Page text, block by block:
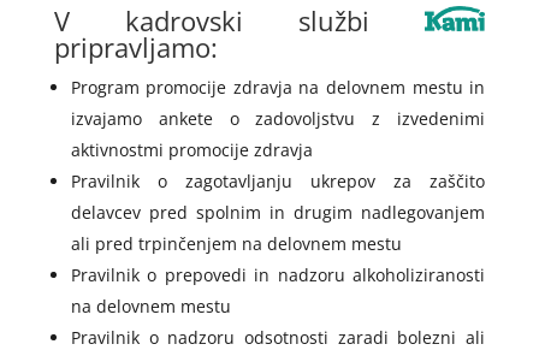
V kadrovski službi
pripravljamo:
Program promocije zdravja na delovnem mestu in
izvajamo ankete o zadovoljstvu z izvedenimi
aktivnostmi promocije zdravja
Pravilnik o zagotavljanju ukrepov za zaščito
delavcev pred spolnim in drugim nadlegovanjem
ali pred trpinčenjem na delovnem mestu
Pravilnik o prepovedi in nadzoru alkoholiziranosti
na delovnem mestu
Pravilnik o nadzoru odsotnosti zaradi bolezni ali